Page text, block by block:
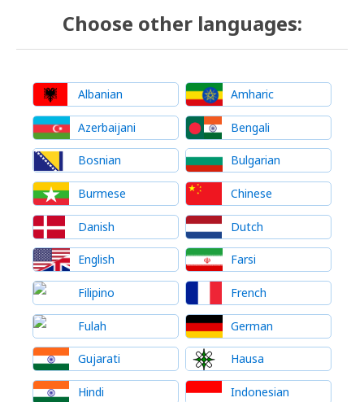
Choose other languages:
Albanian Amharic
Azerbaijani Bengali
Bosnian Bulgarian
Burmese Chinese
Danish Dutch
English Farsi
Filipino French
Fulah German
Gujarati Hausa
Hindi Indonesian